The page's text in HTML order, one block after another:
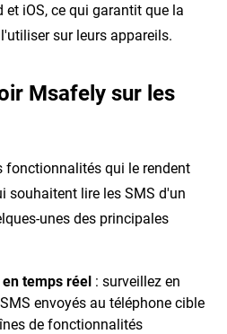
iOS, ce qui garantit que la
sur leurs appareils.
Msafely sur les
fonctionnalités qui le rendent
souhaitent lire les SMS d'un
unes des principales
temps réel : surveillez en
envoyés au téléphone cible
de fonctionnalités